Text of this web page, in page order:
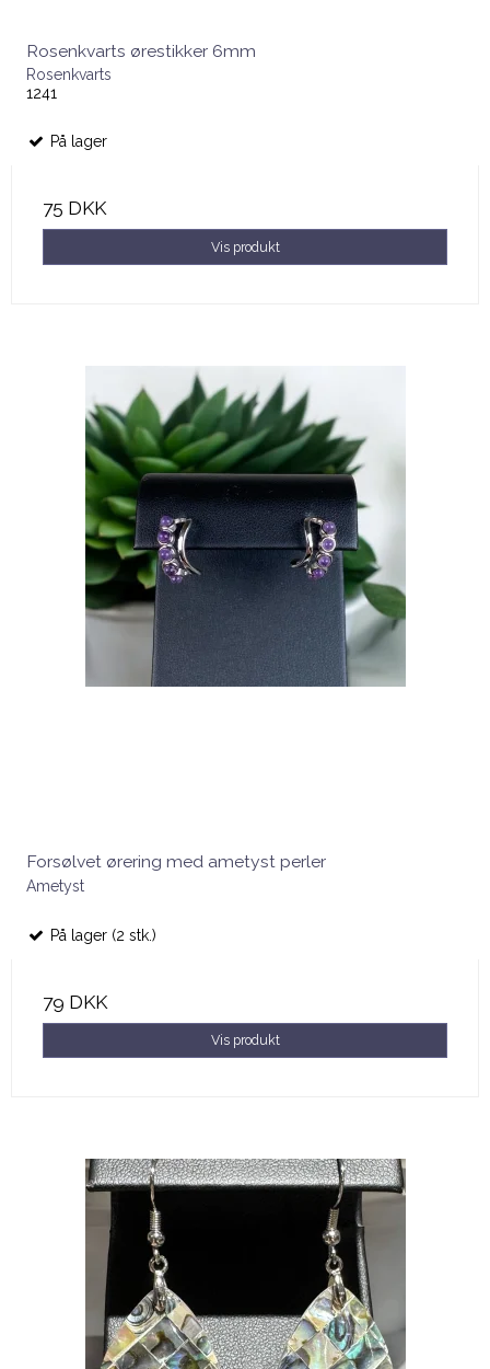
Rosenkvarts ørestikker 6mm
Rosenkvarts
1241
På lager
75 DKK
Vis produkt
Forsølvet ørering med ametyst perler
Ametyst
På lager (2 stk.)
79 DKK
Vis produkt